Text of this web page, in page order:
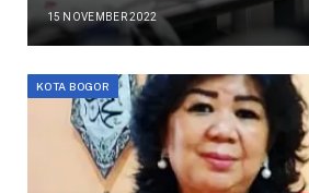
15 NOVEMBER 2022
KOTA BOGOR